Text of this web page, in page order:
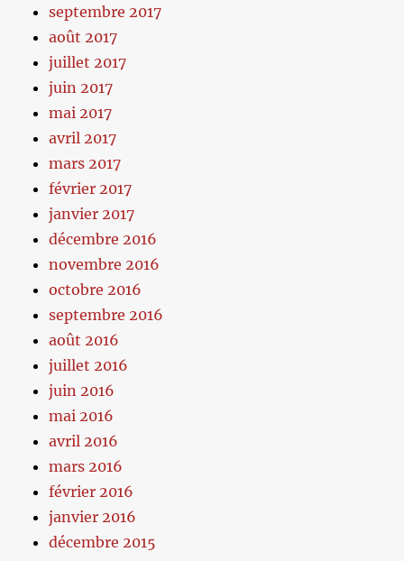
septembre 2017
août 2017
juillet 2017
juin 2017
mai 2017
avril 2017
mars 2017
février 2017
janvier 2017
décembre 2016
novembre 2016
octobre 2016
septembre 2016
août 2016
juillet 2016
juin 2016
mai 2016
avril 2016
mars 2016
février 2016
janvier 2016
décembre 2015